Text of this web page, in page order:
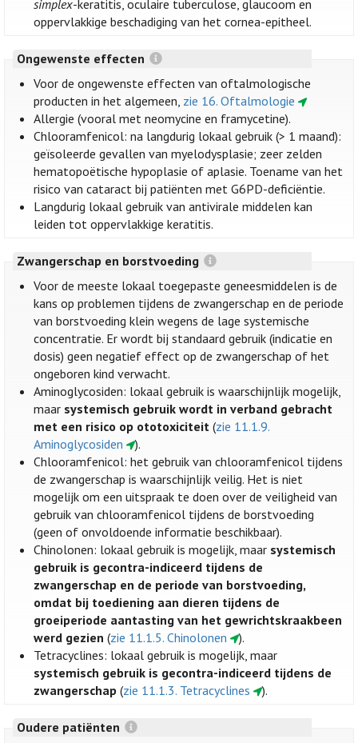
simplex-keratitis, oculaire tuberculose, glaucoom en
oppervlakkige beschadiging van het cornea-epitheel.
Ongewenste effecten
Voor de ongewenste effecten van oftalmologische
producten in het algemeen, zie 16. Oftalmologie
Allergie (vooral met neomycine en framycetine).
Chlooramfenicol: na langdurig lokaal gebruik (> 1 maand):
geïsoleerde gevallen van myelodysplasie; zeer zelden
hematopoëtische hypoplasie of aplasie. Toename van het
risico van cataract bij patiënten met G6PD-deficiëntie.
Langdurig lokaal gebruik van antivirale middelen kan
leiden tot oppervlakkige keratitis.
Zwangerschap en borstvoeding
Voor de meeste lokaal toegepaste geneesmiddelen is de
kans op problemen tijdens de zwangerschap en de periode
van borstvoeding klein wegens de lage systemische
concentratie. Er wordt bij standaard gebruik (indicatie en
dosis) geen negatief effect op de zwangerschap of het
ongeboren kind verwacht.
Aminoglycosiden: lokaal gebruik is waarschijnlijk mogelijk,
maar systemisch gebruik wordt in verband gebracht
met een risico op ototoxiciteit (zie 11.1.9.
Aminoglycosiden
).
Chlooramfenicol: het gebruik van chlooramfenicol tijdens
de zwangerschap is waarschijnlijk veilig. Het is niet
mogelijk om een uitspraak te doen over de veiligheid van
gebruik van chlooramfenicol tijdens de borstvoeding
(geen of onvoldoende informatie beschikbaar).
Chinolonen: lokaal gebruik is mogelijk, maar systemisch
gebruik is gecontra-indiceerd tijdens de
zwangerschap en de periode van borstvoeding,
omdat bij toediening aan dieren tijdens de
groeiperiode aantasting van het gewrichtskraakbeen
werd gezien (zie 11.1.5. Chinolonen
).
Tetracyclines: lokaal gebruik is mogelijk, maar
systemisch gebruik is gecontra-indiceerd tijdens de
zwangerschap (zie 11.1.3. Tetracyclines ).
Oudere patiënten